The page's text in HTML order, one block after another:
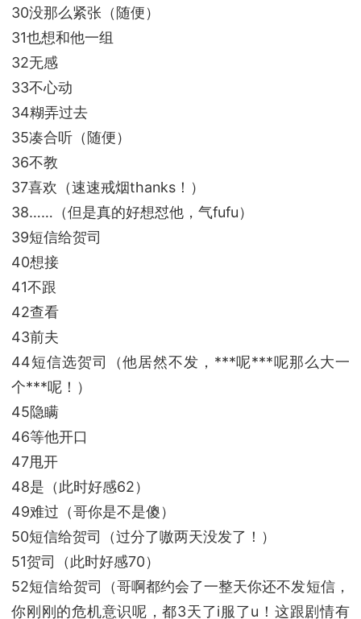
30没那么紧张（随便）
31也想和他一组
32无感
33不心动
34糊弄过去
35凑合听（随便）
36不教
37喜欢（速速戒烟thanks！）
38……（但是真的好想怼他，气fufu）
39短信给贺司
40想接
41不跟
42查看
43前夫
44短信选贺司（他居然不发，***呢***呢那么大一
个***呢！）
45隐瞒
46等他开口
47甩开
48是（此时好感62）
49难过（哥你是不是傻）
50短信给贺司（过分了嗷两天没发了！）
51贺司（此时好感70）
52短信给贺司（哥啊都约会了一整天你还不发短信，
你刚刚的危机意识呢，都3天了i服了u！这跟剧情有